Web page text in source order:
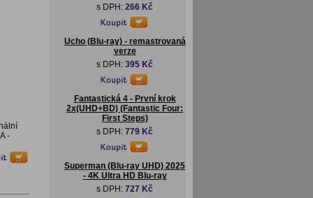
-
s DPH: 266 Kč
Ucho (Blu-ray) - remastrovaná
verze
s DPH: 395 Kč
Fantastická 4 - První krok
2x(UHD+BD) (Fantastic Four:
First Steps)
s DPH: 779 Kč
Superman (Blu-ray UHD) 2025
- 4K Ultra HD Blu-ray
s DPH: 727 Kč